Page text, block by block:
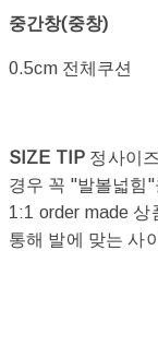
중간창(중창)
0.5cm 전체쿠션
SIZE TIP 정사이
경우 꼭 "발볼넓힘
1:1 order made 상
통해 발에 맞는 사